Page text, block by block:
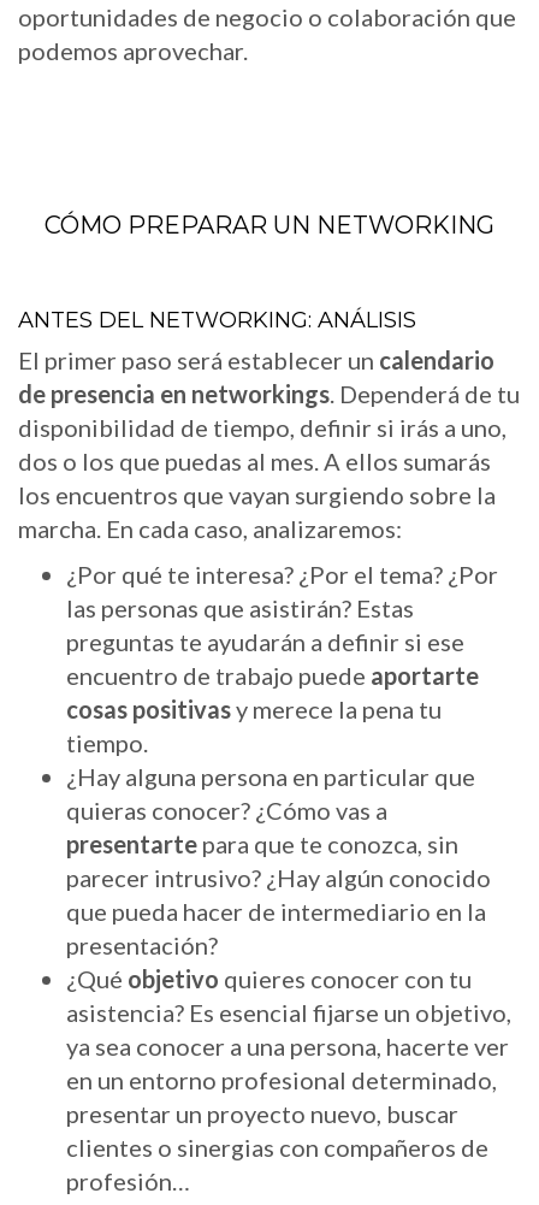
oportunidades de negocio o colaboración que
podemos aprovechar.
CÓMO PREPARAR UN NETWORKING
ANTES DEL NETWORKING: ANÁLISIS
El primer paso será establecer un calendario
de presencia en networkings. Dependerá de tu
disponibilidad de tiempo, definir si irás a uno,
dos o los que puedas al mes. A ellos sumarás
los encuentros que vayan surgiendo sobre la
marcha. En cada caso, analizaremos:
¿Por qué te interesa? ¿Por el tema? ¿Por
las personas que asistirán? Estas
preguntas te ayudarán a definir si ese
encuentro de trabajo puede aportarte
cosas positivasy merece la pena tu
tiempo.
¿Hay alguna persona en particular que
quieras conocer? ¿Cómo vas a
presentarte para que te conozca, sin
parecer intrusivo? ¿Hay algún conocido
que pueda hacer de intermediario en la
presentación?
¿Qué objetivo quieres conocer con tu
asistencia? Es esencial fijarse un objetivo,
ya sea conocer a una persona, hacerte ver
en un entorno profesional determinado,
presentar un proyecto nuevo, buscar
clientes o sinergias con compañeros de
profesión…